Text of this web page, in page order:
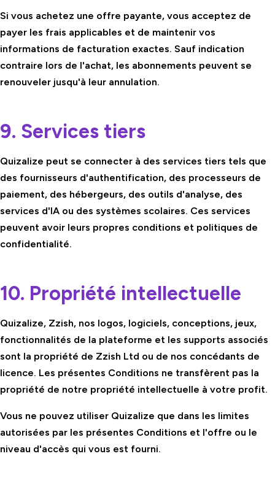
Si vous achetez une offre payante, vous acceptez de
payer les frais applicables et de maintenir vos
informations de facturation exactes. Sauf indication
contraire lors de l'achat, les abonnements peuvent se
renouveler jusqu'à leur annulation.
9. Services tiers
Quizalize peut se connecter à des services tiers tels que
des fournisseurs d'authentification, des processeurs de
paiement, des hébergeurs, des outils d'analyse, des
services d'IA ou des systèmes scolaires. Ces services
peuvent avoir leurs propres conditions et politiques de
confidentialité.
10. Propriété intellectuelle
Quizalize, Zzish, nos logos, logiciels, conceptions, jeux,
fonctionnalités de la plateforme et les supports associés
sont la propriété de Zzish Ltd ou de nos concédants de
licence. Les présentes Conditions ne transfèrent pas la
propriété de notre propriété intellectuelle à votre profit.
Vous ne pouvez utiliser Quizalize que dans les limites
autorisées par les présentes Conditions et l'offre ou le
niveau d'accès qui vous est fourni.